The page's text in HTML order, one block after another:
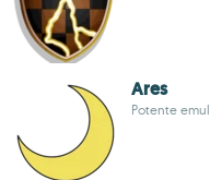
Ares
Potente